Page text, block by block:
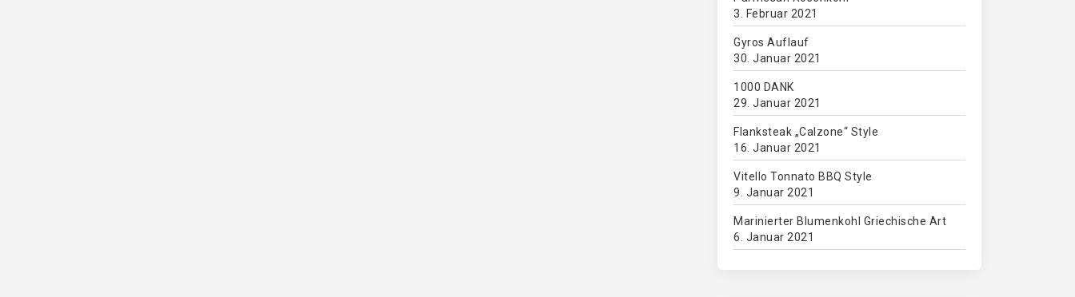
3. Februar 2021
Gyros Auflauf
30. Januar 2021
1000 DANK
29. Januar 2021
Flanksteak „Calzone“ Style
16. Januar 2021
Vitello Tonnato BBQ Style
9. Januar 2021
Marinierter Blumenkohl Griechische Art
6. Januar 2021